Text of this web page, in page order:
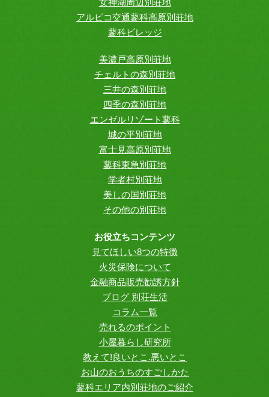
アルピコ交通蓼科高原別荘地
蓼科ビレッジ
美濃戸高原別荘地
チェルトの森別荘地
三井の森別荘地
四季の森別荘地
エンゼルリゾート蓼科
城の平別荘地
富士見高原別荘地
蓼科東急別荘地
学者村別荘地
美しの国別荘地
その他の別荘地
お役立ちコンテンツ
見てほしい8つの特徴
火災保険について
金融商品販売勧誘方針
ブログ 別荘生活
コラム一覧
売れるのポイント
小屋暮らし研究所
教えて!良いとこ.悪いとこ
お山のおうちのすごしかた
蓼科エリア内別荘地のご紹介